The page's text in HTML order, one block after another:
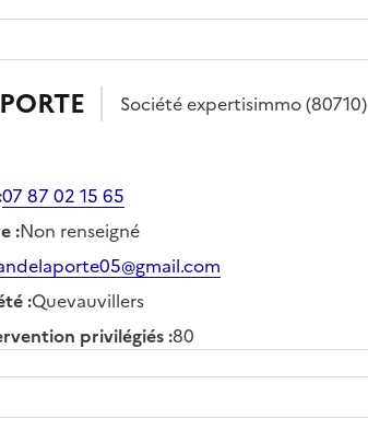
Sociétéexpertisimmo(80710)
07 87 02 15 65
:Non renseigné
:Quevauvillers
privilégiés:80